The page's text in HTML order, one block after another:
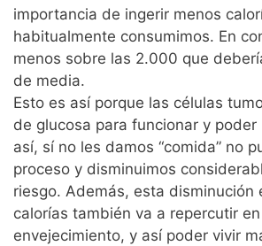
importancia de ingerir menos
habitualmente consumimos. En
menos sobre las 2.000 que
de media.
Esto es así porque las células
de glucosa para funcionar y poder
así, sí no les damos “comida” no
proceso y disminuimos
riesgo. Además, esta disminución
calorías también va a repercutir
envejecimiento, y así poder vivir